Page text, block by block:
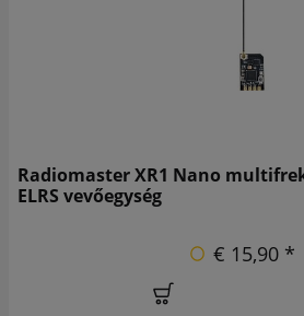
Radiomaster XR1 Nano
ELRS vevőegység
€ 15,90 *